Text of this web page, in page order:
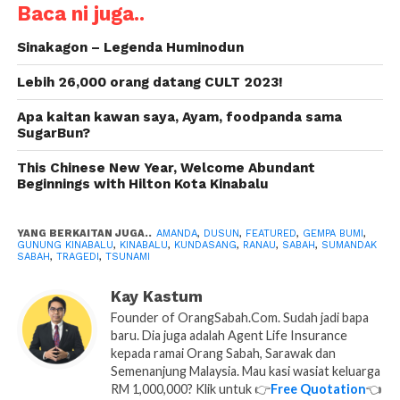
ketika ini. Semoga ada yang terselamat walaupun
hari kedua sejak kejadian.
Ini hari siurang dapat peluang untuk tanya Amanda,
tentang pengalaman (first encounter) dia dari masa
dia dari Timpohon sampai lah dorang di atas. Kita
mau dapatkan sebanyak mana maklumat yang boleh
supaya kita paham dan belajar dari apa yang dia
dan tengok Facebook update kita pasal berita gempa
bumi di Ranau, Sabah ni di pagi Jumaat lalu.
Baca ni juga..
Sinakagon – Legenda Huminodun
Lebih 26,000 orang datang CULT 2023!
Apa kaitan kawan saya, Ayam, foodpanda sama
SugarBun?
This Chinese New Year, Welcome Abundant
Beginnings with Hilton Kota Kinabalu
YANG BERKAITAN JUGA.. AMANDA, DUSUN, FEATURED, GEMPA BUMI ,
GUNUNG KINABALU, KINABALU, KUNDASANG, RANAU, SABAH, SUMANDAK
SABAH, TRAGEDI , TSUNAMI
Kay Kastum
Founder of OrangSabah.Com. Sudah jadi bapa
baru. Dia juga adalah Agent Life Insurance
kepada ramai Orang Sabah, Sarawak dan
Semenanjung Malaysia. Mau kasi wasiat keluarga
RM 1,000,000? Klik untuk 👉Free Quotation👈